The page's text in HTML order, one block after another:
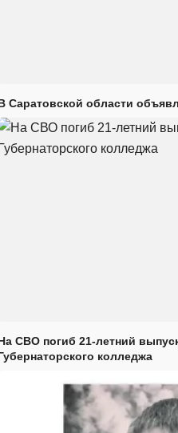
Саратовской области
СВО погиб 21-летний
колледжа